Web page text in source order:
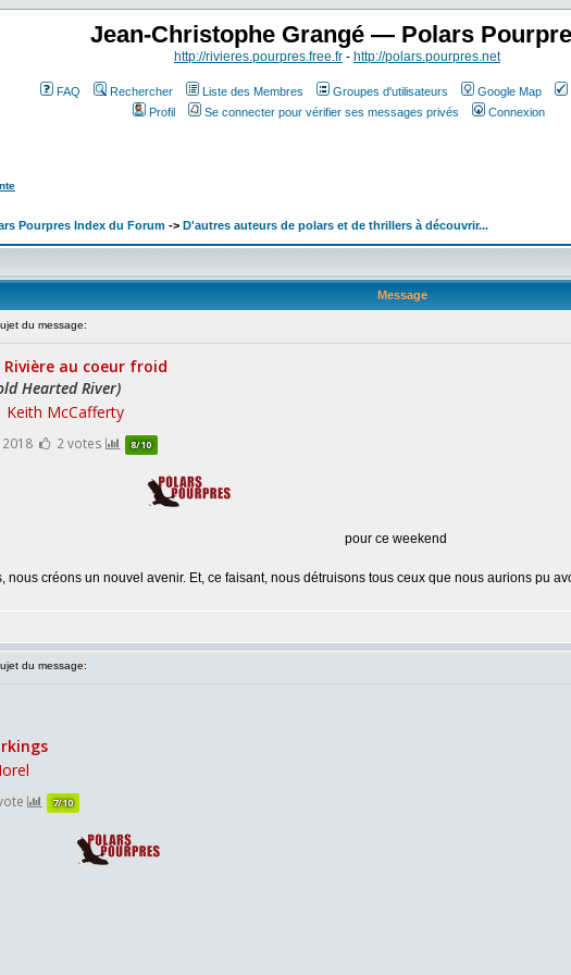
Jean-Christophe Grangé — Polars
http://rivieres.pourpres.free.fr - http://polars.pourpres.net
FAQ Rechercher Liste des Membres Groupes d'utilisateurs Google Map
Profil
Se connecter pour vérifier ses messages privés Connexion
Pourpres Index du Forum -> D'autres auteurs de polars et de thrillers à découvrir...
Message
du message:
pour ce weekend
créons un nouvel avenir. Et, ce faisant, nous détruisons tous ceux que nous aurions pu
du message: